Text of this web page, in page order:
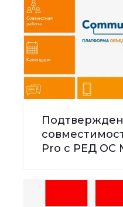
Pro с РЕД ОС